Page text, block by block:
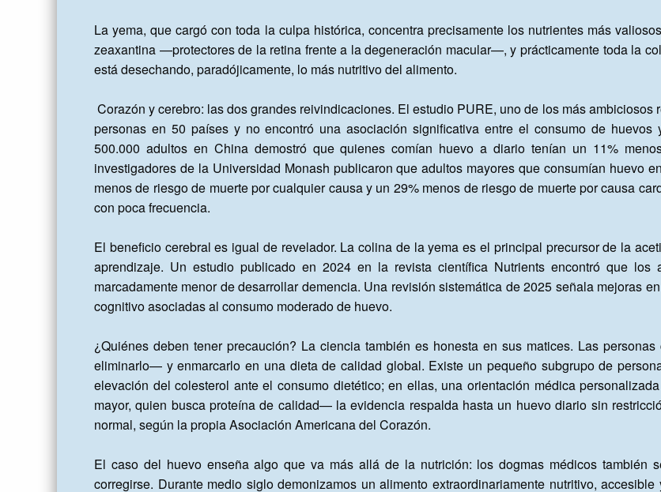
La yema, que cargó con toda la culpa histórica, concentra precisamente los nutrientes más
zeaxantina —protectores de la retina frente a la degeneración macular—, y prácticamente toda la
está desechando, paradójicamente, lo más nutritivo del alimento.
Corazón y cerebro: las dos grandes reivindicaciones. El estudio PURE, uno de los más ambiciosos realizados en el ámbito de la nutrición, siguió a 177.000
personas en 50 países y no encontró una asociación significativa entre el consumo de huevos
500.000 adultos en China demostró que quienes comían huevo a diario tenían un 11%
investigadores de la Universidad Monash publicaron que adultos mayores que consumían huevo
menos de riesgo de muerte por cualquier causa y un 29% menos de riesgo de muerte por causa
con poca frecuencia.
El beneficio cerebral es igual de revelador. La colina de la yema es el principal precursor de la
aprendizaje. Un estudio publicado en 2024 en la revista científica Nutrients encontró que
marcadamente menor de desarrollar demencia. Una revisión sistemática de 2025 señala mejoras
cognitivo asociadas al consumo moderado de huevo.
¿Quiénes deben tener precaución? La ciencia también es honesta en sus matices. Las
eliminarlo— y enmarcarlo en una dieta de calidad global. Existe un pequeño subgrupo de
elevación del colesterol ante el consumo dietético; en ellas, una orientación médica
mayor, quien busca proteína de calidad— la evidencia respalda hasta un huevo diario sin
normal, según la propia Asociación Americana del Corazón.
El caso del huevo enseña algo que va más allá de la nutrición: los dogmas médicos también
corregirse. Durante medio siglo demonizamos un alimento extraordinariamente nutritivo,